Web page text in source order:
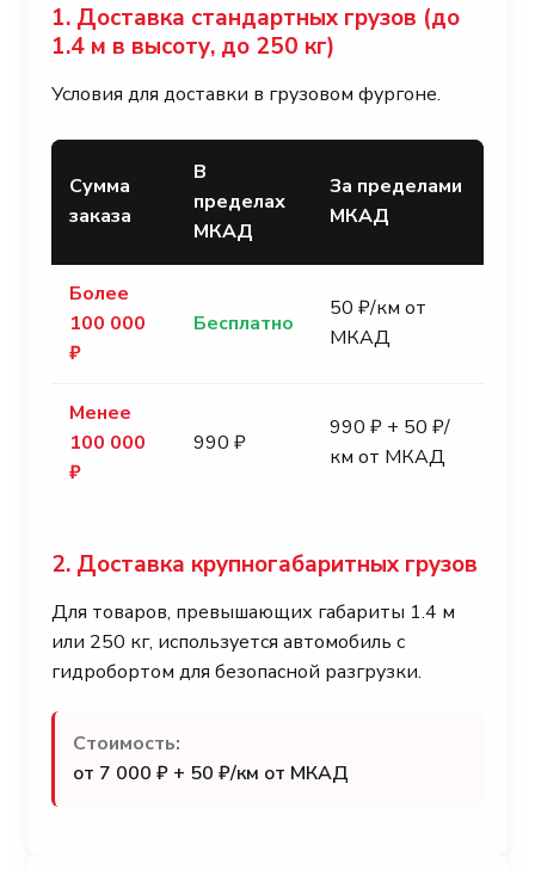
1. Доставка стандартных грузов (до
1.4 м в высоту, до 250 кг)
Условия для доставки в грузовом фургоне.
Сумма
заказа
В
пределах
МКАД
За пределами
МКАД
Более
100 000
₽
Бесплатно
50 ₽/км от
МКАД
Менее
100 000
₽
990 ₽
990 ₽ + 50 ₽/
км от МКАД
2. Доставка крупногабаритных грузов
Для товаров, превышающих габариты 1.4 м
или 250 кг, используется автомобиль с
гидробортом для безопасной разгрузки.
Стоимость:
от 7 000 ₽ + 50 ₽/км от МКАД